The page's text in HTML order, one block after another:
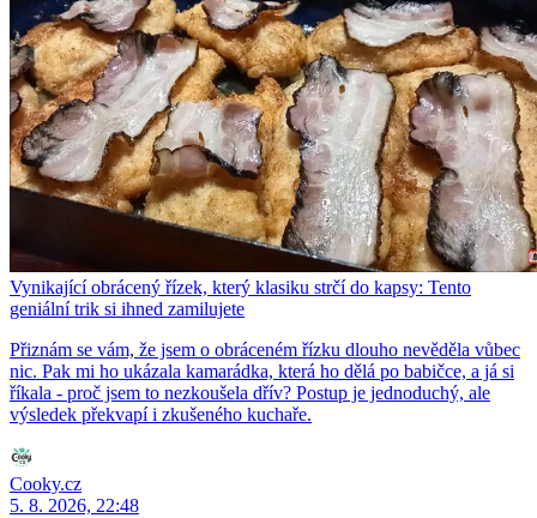
Vynikající obrácený řízek, který klasiku strčí do kapsy: Tento
geniální trik si ihned zamilujete
Přiznám se vám, že jsem o obráceném řízku dlouho nevěděla vůbec
nic. Pak mi ho ukázala kamarádka, která ho dělá po babičce, a já si
říkala - proč jsem to nezkoušela dřív? Postup je jednoduchý, ale
výsledek překvapí i zkušeného kuchaře.
Cooky.cz
5. 8. 2026, 22:48